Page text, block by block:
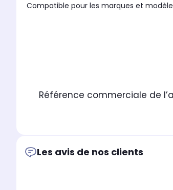
Compatible pour les marques et
Référence commerciale de
Les avis de nos clients